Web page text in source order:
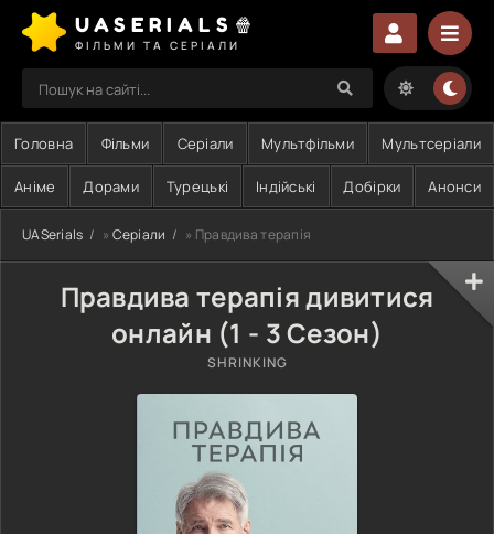
UASERIALS🍿
ФІЛЬМИ ТА СЕРІАЛИ
Головна Фільми Серіали Мультфільми Мультсеріали
Аніме Дорами Турецькі Індійські Добірки Анонси
UASerials » Серіали » Правдива терапія
Правдива терапія дивитися
онлайн (1 - 3 Сезон)
SHRINKING